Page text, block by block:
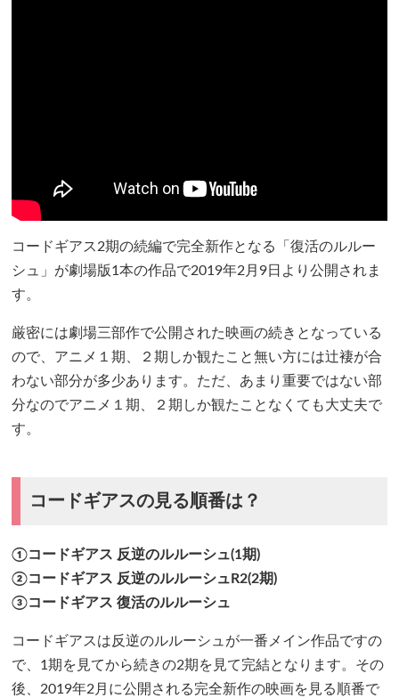
コードギアス2期の続編で完全新作となる「復活のルルー
シュ」が劇場版1本の作品で2019年2月9日より公開されま
す。
厳密には劇場三部作で公開された映画の続きとなっている
ので、アニメ１期、２期しか観たこと無い方には辻褄が合
わない部分が多少あります。ただ、あまり重要ではない部
分なのでアニメ１期、２期しか観たことなくても大丈夫で
す。
コードギアスの見る順番は？
①コードギアス 反逆のルルーシュ(1期)
②コードギアス 反逆のルルーシュR2(2期)
③コードギアス 復活のルルーシュ
コードギアスは反逆のルルーシュが一番メイン作品ですの
で、1期を見てから続きの2期を見て完結となります。その
後、2019年2月に公開される完全新作の映画を見る順番で